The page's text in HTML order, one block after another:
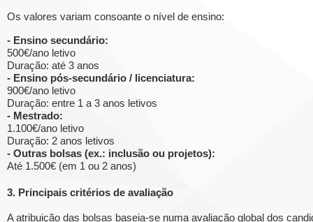
Os valores variam consoante o nível de ensino:
- Ensino secundário:
500€/ano letivo
Duração: até 3 anos
- Ensino pós-secundário / licenciatura:
900€/ano letivo
Duração: entre 1 a 3 anos letivos
- Mestrado:
1.100€/ano letivo
Duração: 2 anos letivos
- Outras bolsas (ex.: inclusão ou projetos):
Até 1.500€ (em 1 ou 2 anos)
3. Principais critérios de avaliação
A atribuição das bolsas baseia-se numa avaliação global dos